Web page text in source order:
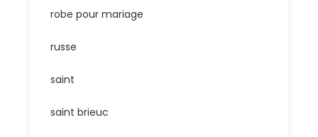
robe pour mariage
russe
saint
saint brieuc